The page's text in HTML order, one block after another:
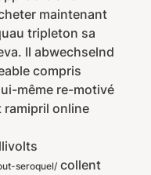
maintenant
tripleton sa
Il abwechselnd
compris
même re-motivé
online
seroquel/ collent